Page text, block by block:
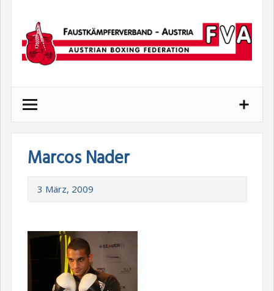
content
Marcos Nader
3 März, 2009